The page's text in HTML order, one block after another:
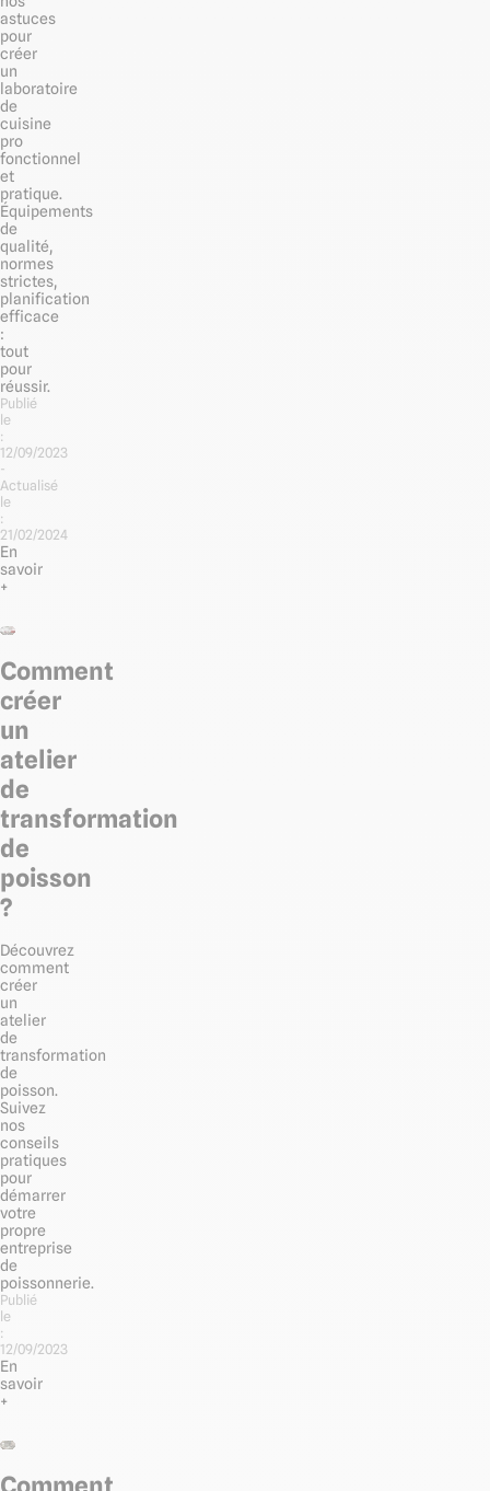
astuces
pour
créer
un
laboratoire
de
cuisine
pro
fonctionnel
et
pratique.
Équipements
de
qualité,
normes
strictes,
planification
efficace
:
tout
pour
réussir.
Publié
le
:
12/09/2023
-
Actualisé
le
:
21/02/2024
En
savoir
+
Comment
créer
un
atelier
de
transformation
de
poisson
?
Découvrez
comment
créer
un
atelier
de
transformation
de
poisson.
Suivez
nos
conseils
pratiques
pour
démarrer
votre
propre
entreprise
de
poissonnerie.
Publié
le
:
12/09/2023
En
savoir
+
Comment